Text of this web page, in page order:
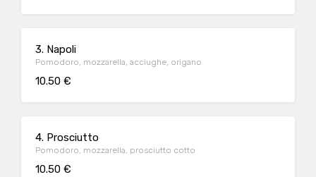
3. Napoli
Pomodoro, mozzarella, acciughe, origano
10.50 €
4. Prosciutto
Pomodoro, mozzarella, prosciutto cotto
10.50 €